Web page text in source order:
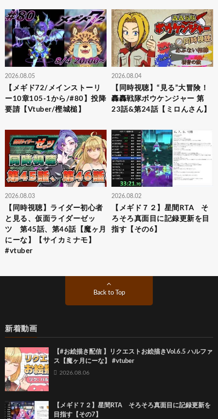
2026.08.05
【メギド72/メインストーリ
ー10章105-1から/#80】投降
要請【Vtuber/樫城槌】
2026.08.04
【同時視聴】“見る”大冒険！
轟轟戦隊ボウケンジャー 第
23話&第24話【ミロんさん】
2026.08.03
【同時視聴】ライダー初心者
と見る、仮面ライダーゼッ
ツ 第45話、第46話【魔ヶ月
にーな】【サイカミナモ】
#vtuber
2026.08.02
【メギド７２】星間RTA そ
ろそろ真面目に記録更新を目
指す【その6】
Back to Top
新着動画
【#お絵描き配信 】リクエストお絵描きVol.6.5 ハルファ
ス【魔ヶ月にーな】 #vtuber
2026.08.06
【メギド７２】星間RTA そろそろ真面目に記録更新を
目指す【その7】